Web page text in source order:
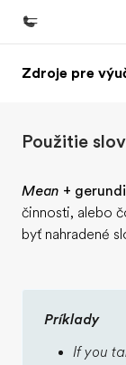
Domov
EF programy
EF Kancelárie
Nájsť kanceláriu vo
Kto sme
Kariéra v EF
Zdroje pre
Použitie
Mean +
činnosti, alebo
byť nahradené
Príklady
If you